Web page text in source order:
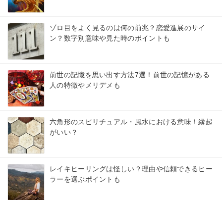
ゾロ目をよく見るのは何の前兆？恋愛進展のサイ
ン？数字別意味や見た時のポイントも
前世の記憶を思い出す方法7選！前世の記憶がある
人の特徴やメリデメも
六角形のスピリチュアル・風水における意味！縁起
がいい？
レイキヒーリングは怪しい？理由や信頼できるヒー
ラーを選ぶポイントも